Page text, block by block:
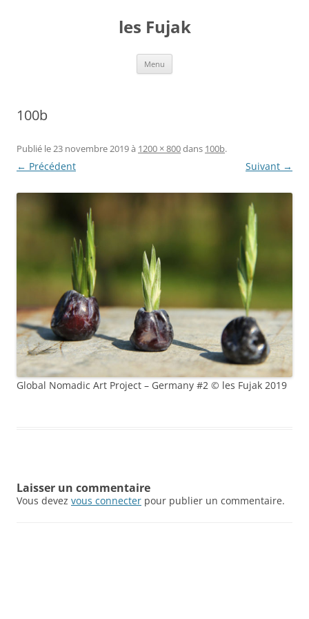
les Fujak
Menu
100b
Publié le23 novembre 2019à 1200 × 800dans 100b.
← Précédent Suivant →
Global Nomadic Art Project – Germany #2 © les Fujak 2019
Laisser un commentaire
Vous devez vous connecter pour publier un commentaire.